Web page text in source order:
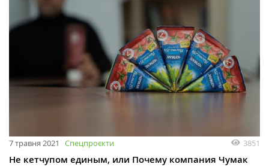
7 травня 2021 Спецпроєкти 3851
Не кетчупом единым, или Почему компания Чумак